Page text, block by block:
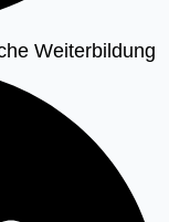
Weiterbildung